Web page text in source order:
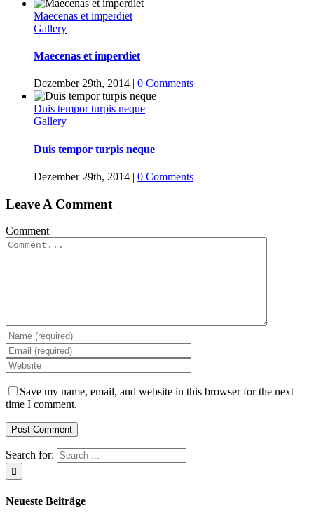
Maecenas et imperdiet
Gallery
Maecenas et imperdiet
Dezember 29th, 2014 | 0 Comments
Duis tempor turpis neque
Gallery
Duis tempor turpis neque
Dezember 29th, 2014 | 0 Comments
Leave A Comment
Comment
Save my name, email, and website in this browser for the next
time I comment.
Search for:
Neueste Beiträge